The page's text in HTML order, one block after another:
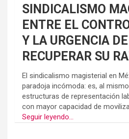
SINDICALISMO
ENTRE EL
Y LA URGENCIA DE
RECUPERAR SU
El sindicalismo magisterial en
paradoja incómoda: es, al
estructuras de representación
con mayor capacidad de
Seguir leyendo...